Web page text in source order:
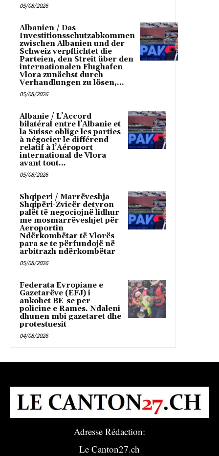
05/08/2026
Albanien / Das
Investitionsschutzabkommen
zwischen Albanien und der
Schweiz verpflichtet die
Parteien, den Streit über den
internationalen Flughafen
Vlora zunächst durch
Verhandlungen zu lösen,...
05/08/2026
Albanie / L’Accord
bilatéral entre l’Albanie et
la Suisse oblige les parties
à négocier le différend
relatif à l’Aéroport
international de Vlora
avant tout...
05/08/2026
Shqiperi / Marrëveshja
Shqipëri-Zvicër detyron
palët të negociojnë lidhur
me mosmarrëveshjet për
Aeroportin
Ndërkombëtar të Vlorës
para se te përfundojë në
arbitrazh ndërkombëtar
05/08/2026
Federata Evropiane e
Gazetarëve (EFJ) i
ankohet BE-se per
policine e Rames. Ndaleni
dhunen mbi gazetaret dhe
protestuesit
04/08/2026
Adresse Rédaction:
Le Canton27.ch